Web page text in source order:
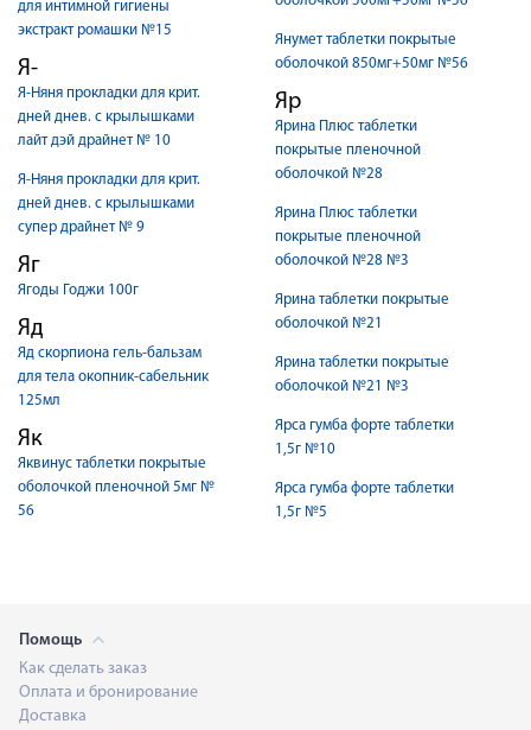
для интимной гигиены
экстракт ромашки №15
Я-
Я-Няня прокладки для крит.
дней днев. с крылышками
лайт дэй драйнет № 10
Я-Няня прокладки для крит.
дней днев. с крылышками
супер драйнет № 9
Яг
Ягоды Годжи 100г
Яд
Яд скорпиона гель-бальзам
для тела окопник-сабельник
125мл
Як
Яквинус таблетки покрытые
оболочкой пленочной 5мг №
56
Янумет таблетки покрытые
оболочкой 850мг+50мг №56
Яр
Ярина Плюс таблетки
покрытые пленочной
оболочкой №28
Ярина Плюс таблетки
покрытые пленочной
оболочкой №28 №3
Ярина таблетки покрытые
оболочкой №21
Ярина таблетки покрытые
оболочкой №21 №3
Ярса гумба форте таблетки
1,5г №10
Ярса гумба форте таблетки
1,5г №5
Помощь
Как сделать заказ
Оплата и бронирование
Доставка